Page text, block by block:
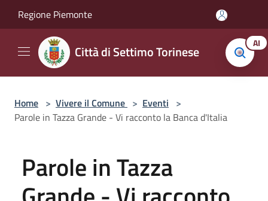
Regione Piemonte
Città di Settimo Torinese AI
Home > Vivere il Comune > Eventi >
Parole in Tazza Grande - Vi racconto la Banca d'Italia
Parole in Tazza